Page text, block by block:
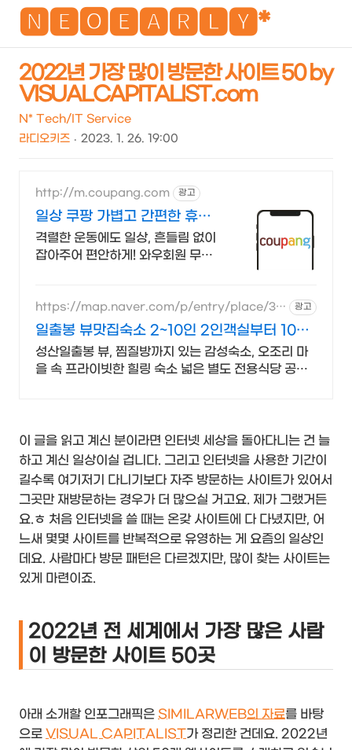
🅽🅴🅾🅴🅰🆁🅻🆈*
2022년 가장 많이 방문한 사이트 50 by
VISUALCAPITALIST.com
N* Tech/IT Service
라디오키즈
2023. 1. 26. 19:00
http://m.coupang.com 광고
일상 쿠팡 가볍고 간편한 휴대
성
격렬한 운동에도 일상, 흔들림 없이
잡아주어 편안하게! 와우회원 무료
고함을 쿠팡에서.
https://map.naver.com/p/entry/place/36
957739
광고
일출봉 뷰맛집숙소 2~10인 2인객실부터 10인
객실 구성
성산일출봉 뷰, 찜질방까지 있는 감성숙소, 오조리 마
을 속 프라이빗한 힐링 숙소 넓은 별도 전용식당 공간,
이 글을 읽고 계신 분이라면 인터넷 세상을 돌아다니는 건 늘
하고 계신 일상이실 겁니다. 그리고 인터넷을 사용한 기간이
길수록 여기저기 다니기보다 자주 방문하는 사이트가 있어서
그곳만 재방문하는 경우가 더 많으실 거고요. 제가 그랬거든
요.ㅎ 처음 인터넷을 쓸 때는 온갖 사이트에 다 다녔지만, 어
느새 몇몇 사이트를 반복적으로 유영하는 게 요즘의 일상인
데요. 사람마다 방문 패턴은 다르겠지만, 많이 찾는 사이트는
있게 마련이죠.
2022년 전 세계에서 가장 많은 사람
이 방문한 사이트 50곳
아래 소개할 인포그래픽은 SIMILARWEB의 자료를 바탕
으로 VISUAL CAPITALIST가 정리한 건데요. 2022년